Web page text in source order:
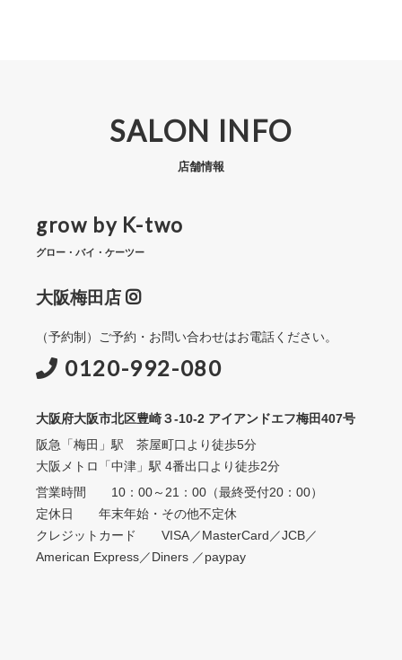
SALON INFO
店舗情報
grow by K-two
グロー・バイ・ケーツー
大阪梅田店
（予約制）ご予約・お問い合わせはお電話ください。
0120-992-080
大阪府大阪市北区豊崎３-10-2 アイアンドエフ梅田407号
阪急「梅田」駅 茶屋町口より徒歩5分
大阪メトロ「中津」駅 4番出口より徒歩2分
営業時間 10：00～21：00（最終受付20：00）
定休日 年末年始・その他不定休
クレジットカード VISA／MasterCard／JCB／
American Express／Diners ／paypay